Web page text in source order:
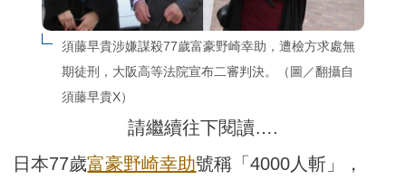
須藤早貴涉嫌謀殺77歲富豪野崎幸助，遭檢方求處無
期徒刑，大阪高等法院宣布二審判決。（圖／翻攝自
須藤早貴X）
請繼續往下閱讀….
日本77歲富豪野崎幸助號稱「4000人斬」，